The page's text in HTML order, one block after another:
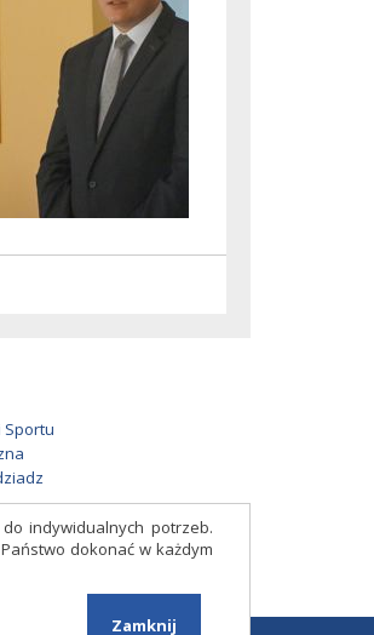
indywidualnych potrzeb.
dokonać w każdym
Zamknij
Sportu